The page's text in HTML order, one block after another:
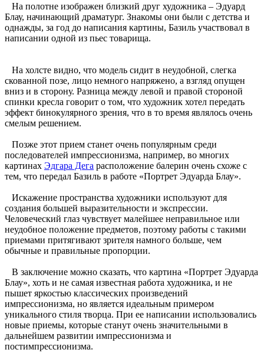
На полотне изображен близкий друг художника – Эдуард
Блау, начинающий драматург. Знакомы они были с детства и
однажды, за год до написания картины, Базиль участвовал в
написании одной из пьес товарища.
На холсте видно, что модель сидит в неудобной, слегка
скованной позе, лицо немного напряжено, а взгляд опущен
вниз и в сторону. Разница между левой и правой стороной
спинки кресла говорит о том, что художник хотел передать
эффект бинокулярного зрения, что в то время являлось очень
смелым решением.
Позже этот прием станет очень популярным среди
последователей импрессионизма, например, во многих
картинах Эдгара Дега расположение балерин очень схоже с
тем, что передал Базиль в работе «Портрет Эдуарда Блау».
Искажение пространства художники используют для
создания большей выразительности и экспрессии.
Человеческий глаз чувствует малейшее неправильное или
неудобное положение предметов, поэтому работы с такими
приемами притягивают зрителя намного больше, чем
обычные и правильные пропорции.
В заключение можно сказать, что картина «Портрет Эдуарда
Блау», хоть и не самая известная работа художника, и не
пышет яркостью классических произведений
импрессионизма, но является идеальным примером
уникального стиля творца. При ее написании использовались
новые приемы, которые станут очень значительными в
дальнейшем развитии импрессионизма и
постимпрессионизма.